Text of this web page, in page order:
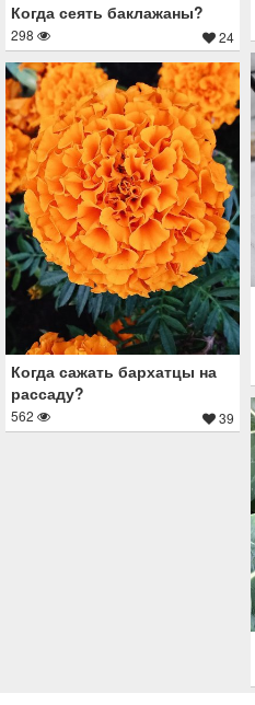
Когда сеять баклажаны?
298 24
Когда сажать бархатцы на
рассаду?
562 39